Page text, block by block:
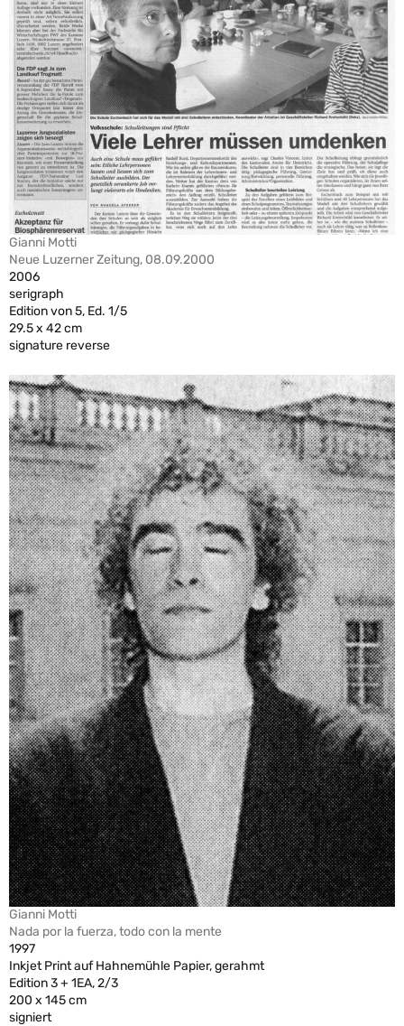
Gianni Motti
Neue Luzerner Zeitung, 08.09.2000
2006
serigraph
Edition von 5, Ed. 1/5
29.5 x 42 cm
signature reverse
Gianni Motti
Nada por la fuerza, todo con la mente
1997
Inkjet Print auf Hahnemühle Papier, gerahmt
Edition 3 + 1EA, 2/3
200 x 145 cm
signiert